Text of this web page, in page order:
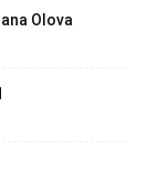
Olova